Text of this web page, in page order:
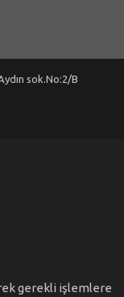
sok.No:2/B
gerekli işlemlere